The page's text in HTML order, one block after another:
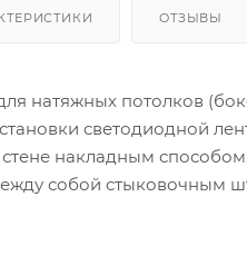
ОТЗЫВЫ
натяжных потолков
светодиодной
стене накладным
собой стыковочным